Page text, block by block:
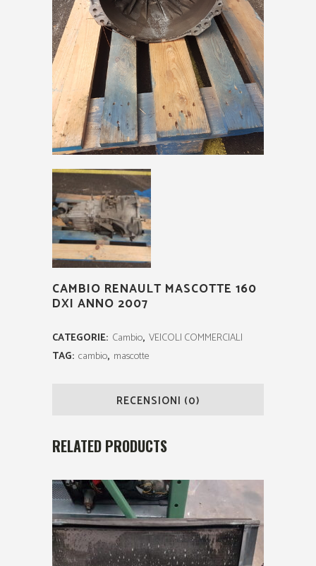
CAMBIO RENAULT MASCOTTE 160
DXI ANNO 2007
CATEGORIE: Cambio, VEICOLI COMMERCIALI
TAG: cambio, mascotte
RECENSIONI (0)
RELATED PRODUCTS